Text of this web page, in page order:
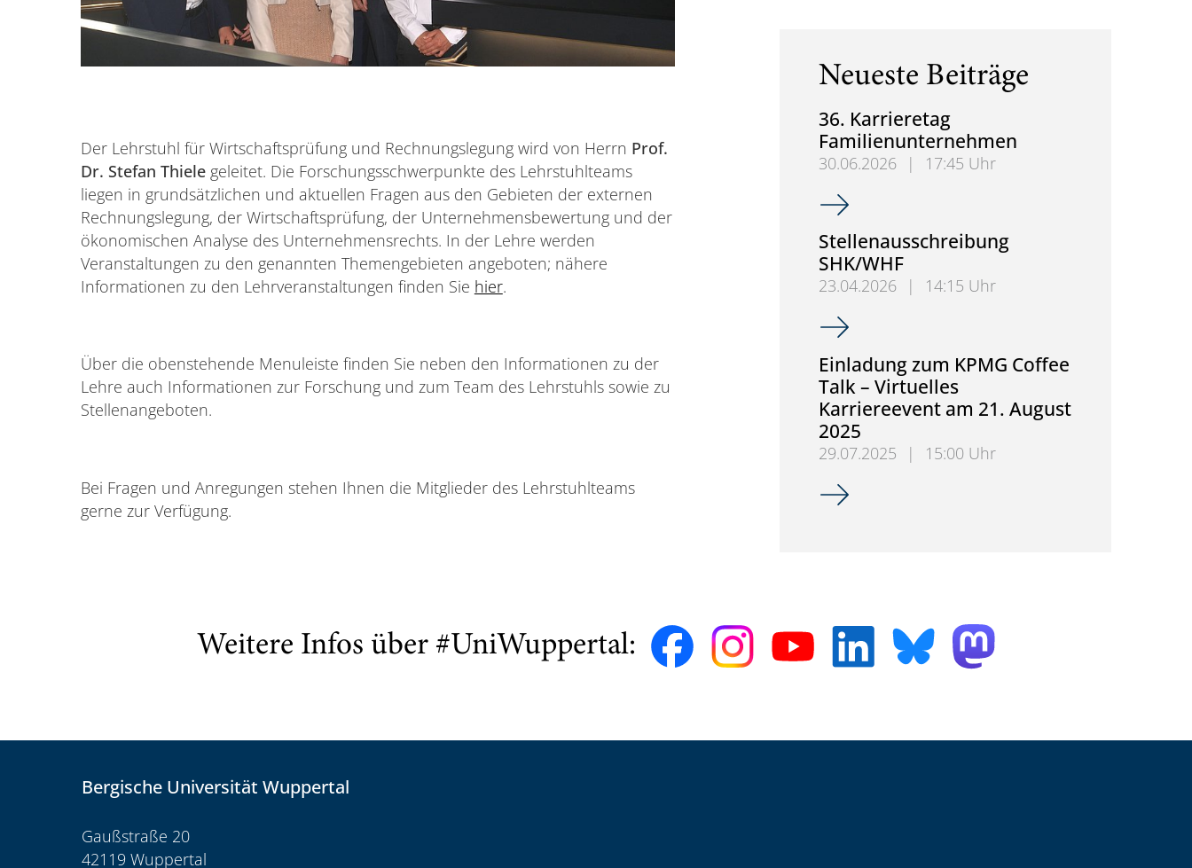
Der Lehrstuhl für Wirtschaftsprüfung und Rechnungslegung wird von Herrn Prof.
Dr. Stefan Thielegeleitet. Die Forschungsschwerpunkte des Lehrstuhlteams
liegen in grundsätzlichen und aktuellen Fragen aus den Gebieten der externen
Rechnungslegung, der Wirtschaftsprüfung, der Unternehmensbewertung und der
ökonomischen Analyse des Unternehmensrechts. In der Lehre werden
Veranstaltungen zu den genannten Themengebieten angeboten; nähere
Informationen zu den Lehrveranstaltungen finden Sie hier.
Über die obenstehende Menuleiste finden Sie neben den Informationen zu der
Lehre auch Informationen zur Forschung und zum Team des Lehrstuhls sowie zu
Stellenangeboten.
Bei Fragen und Anregungen stehen Ihnen die Mitglieder des Lehrstuhlteams
gerne zur Verfügung.
Neueste Beiträge
36. Karrieretag
Familienunternehmen
30.06.2026 |
17:45 Uhr
36. Karrieretag Familienunternehmen
Stellenausschreibung
SHK/WHF
23.04.2026 |
14:15 Uhr
Stellenausschreibung SHK/WHF
Einladung zum KPMG Coffee
Talk – Virtuelles
Karriereevent am 21. August
2025
29.07.2025 |
15:00 Uhr
Einladung zum KPMG Coffee Talk – Virtuelles
Weitere Infos über #UniWuppertal:
Bergische Universität Wuppertal
Gaußstraße 20
42119 Wuppertal